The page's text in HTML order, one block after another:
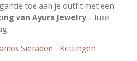
toe aan je outfit met een
van Ayura Jewelry– luxe
Sieraden - Kettingen